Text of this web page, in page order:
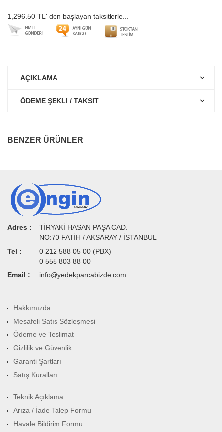
1,296.50 TL' den başlayan taksitlerle...
AÇIKLAMA
ÖDEME ŞEKLI / TAKSIT
BENZER ÜRÜNLER
Adres :
TİRYAKİ HASAN PAŞA CAD.
NO:70 FATİH / AKSARAY / İSTANBUL
Tel :
0 212 588 05 00 (PBX)
0 555 803 88 00
Email :
info@yedekparcabizde.com
Hakkımızda
Mesafeli Satış Sözleşmesi
Ödeme ve Teslimat
Gizlilik ve Güvenlik
Garanti Şartları
Satış Kuralları
Teknik Açıklama
Arıza / İade Talep Formu
Havale Bildirim Formu